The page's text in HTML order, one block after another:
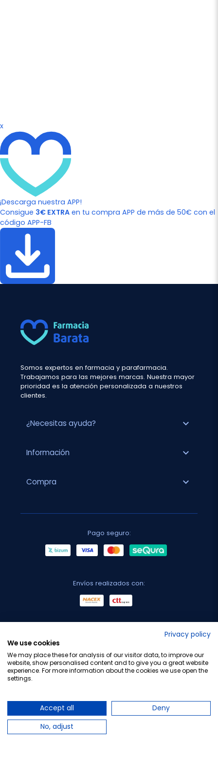
x
¡Descarga nuestra APP!
Consigue 3€ EXTRA en tu compra APP de más de 50€ con el
código APP-FB
Somos expertos en farmacia y parafarmacia.
Trabajamos para las mejores marcas. Nuestra mayor
prioridad es la atención personalizada a nuestros
clientes.
¿Necesitas ayuda? expand_more
Información expand_more
Compra expand_more
Pago seguro:
Envíos realizados con:
Privacy policy
We use cookies
We may place these for analysis of our visitor data, to improve our
website, show personalised content and to give you a great website
experience. For more information about the cookies we use open the
settings.
Accept all
Deny
No, adjust